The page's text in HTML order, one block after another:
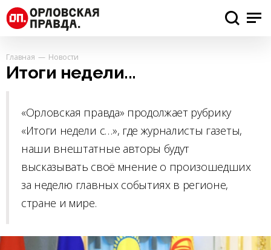
Главная Новости
Итоги недели...
«Орловская правда» продолжает рубрику
«Итоги недели с…», где журналисты газеты,
наши внештатные авторы будут
высказывать своё мнение о произошедших
за неделю главных событиях в регионе,
стране и мире.